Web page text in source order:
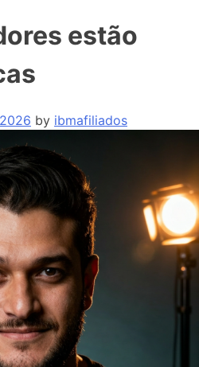
estão
by ibmafiliados